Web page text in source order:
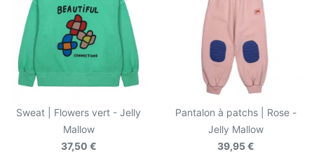
Sweat | Flowers vert - Jelly
Mallow
37,50 €
Pantalon à patchs | Rose -
Jelly Mallow
39,95 €